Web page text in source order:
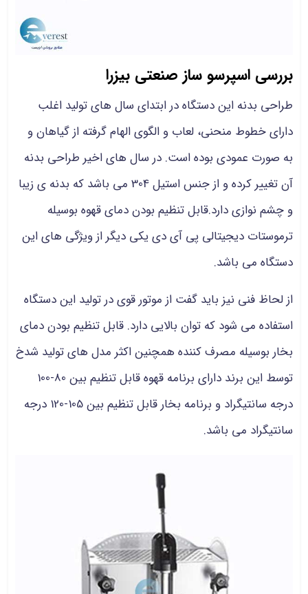
بررسی اسپرسو ساز صنعتی بیزرا
طراحی بدنه این دستگاه در ابتدای سال های تولید اغلب
دارای خطوط منحنی، لعاب و الگوی الهام گرفته از گیاهان و
به صورت عمودی بوده است. در سال های اخیر طراحی بدنه
آن تغییر کرده و از جنس استیل 304 می باشد که بدنه ی زیبا
و چشم نوازی دارد.قابل تنظیم بودن دمای قهوه بوسیله
ترموستات دیجیتالی پی آی دی یکی دیگر از ویژگی های این
دستگاه می باشد.
از لحاظ فنی نیز باید گفت از موتور قوی در تولید این دستگاه
استفاده می شود که توان بالایی دارد. قابل تنظیم بودن دمای
بخار بوسیله مصرف کننده همچنین اکثر مدل های تولید شدخ
توسط این برند دارای برنامه قهوه قابل تنظیم بین 80-100
درجه سانتیگراد و برنامه بخار قابل تنظیم بین 105-120 درجه
سانتیگراد می باشد.